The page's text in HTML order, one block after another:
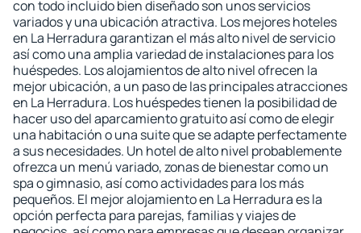
con todo incluido bien diseñado son unos servicios
variados y una ubicación atractiva. Los mejores hoteles
en La Herradura garantizan el más alto nivel de servicio
así como una amplia variedad de instalaciones para los
huéspedes. Los alojamientos de alto nivel ofrecen la
mejor ubicación, a un paso de las principales atracciones
en La Herradura. Los huéspedes tienen la posibilidad de
hacer uso del aparcamiento gratuito así como de elegir
una habitación o una suite que se adapte perfectamente
a sus necesidades. Un hotel de alto nivel probablemente
ofrezca un menú variado, zonas de bienestar como un
spa o gimnasio, así como actividades para los más
pequeños. El mejor alojamiento en La Herradura es la
opción perfecta para parejas, familias y viajes de